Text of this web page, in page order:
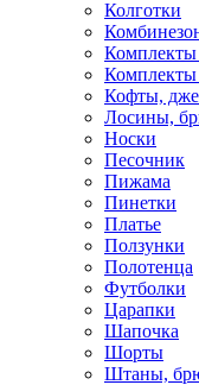
Колготки
Комплекты
Комплекты
Кофты,
Лосины,
Носки
Песочник
Пижама
Пинетки
Платье
Ползунки
Полотенца
Футболки
Царапки
Шапочка
Шорты
Штаны,